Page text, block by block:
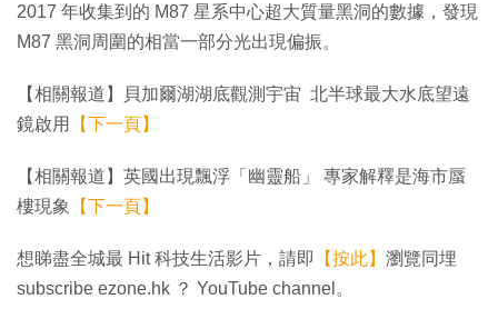
2017 年收集到的 M87 星系中心超大質量黑洞的數據，發現
M87 黑洞周圍的相當一部分光出現偏振。
【相關報道】貝加爾湖湖底觀測宇宙 北半球最大水底望遠
鏡啟用
【下一頁】
【相關報道】英國出現飄浮「幽靈船」 專家解釋是海市蜃
樓現象
【下一頁】
想睇盡全城最 Hit 科技生活影片，請即 【按此】 瀏覽同埋
subscribe ezone.hk ？ YouTube channel。